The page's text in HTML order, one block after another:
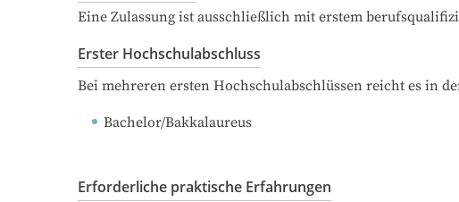
Eine Zulassung ist ausschließlich mit erstem
Erster Hochschulabschluss
Bei mehreren ersten Hochschulabschlüssen reicht es in
Bachelor/Bakkalaureus
Erforderliche praktische Erfahrungen